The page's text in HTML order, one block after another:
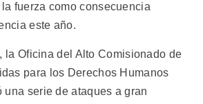
fuerza como consecuencia
este año.
la Oficina del Alto Comisionado de
para los Derechos Humanos
una serie de ataques a gran